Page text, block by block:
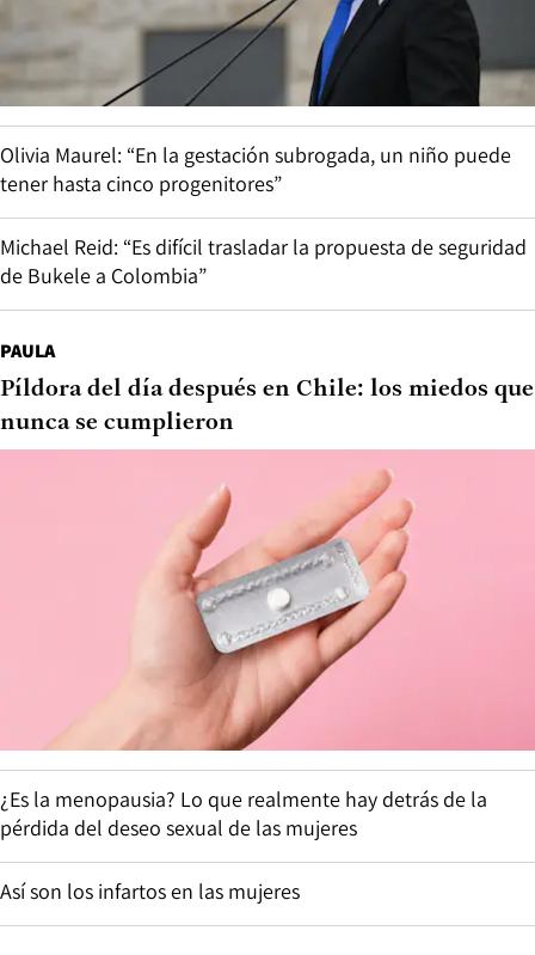
Olivia Maurel: “En la gestación subrogada, un niño puede
tener hasta cinco progenitores”
Michael Reid: “Es difícil trasladar la propuesta de seguridad
de Bukele a Colombia”
PAULA
Píldora del día después en Chile: los miedos que
nunca se cumplieron
¿Es la menopausia? Lo que realmente hay detrás de la
pérdida del deseo sexual de las mujeres
Así son los infartos en las mujeres